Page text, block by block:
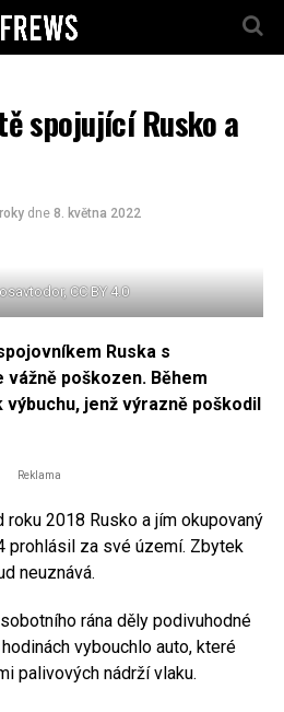
spojující Rusko a
dne 8. května 2022
CC BY 4.0
Ruska s
poškozen. Během
jenž výrazně poškodil
Reklama
2018 Rusko a jím okupovaný
prohlásil za své území. Zbytek
neuznává.
rána děly podivuhodné
vybouchlo auto, které
palivových nádrží vlaku.